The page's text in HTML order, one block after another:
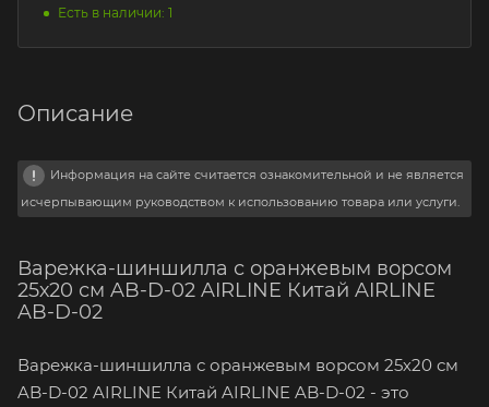
Есть в наличии: 1
Описание
Информация на сайте считается ознакомительной и не является
исчерпывающим руководством к использованию товара или услуги.
Варежка-шиншилла с оранжевым ворсом
25х20 см AB-D-02 AIRLINE Китай AIRLINE
AB-D-02
Варежка-шиншилла с оранжевым ворсом 25х20 см
AB-D-02 AIRLINE Китай AIRLINE AB-D-02 - это